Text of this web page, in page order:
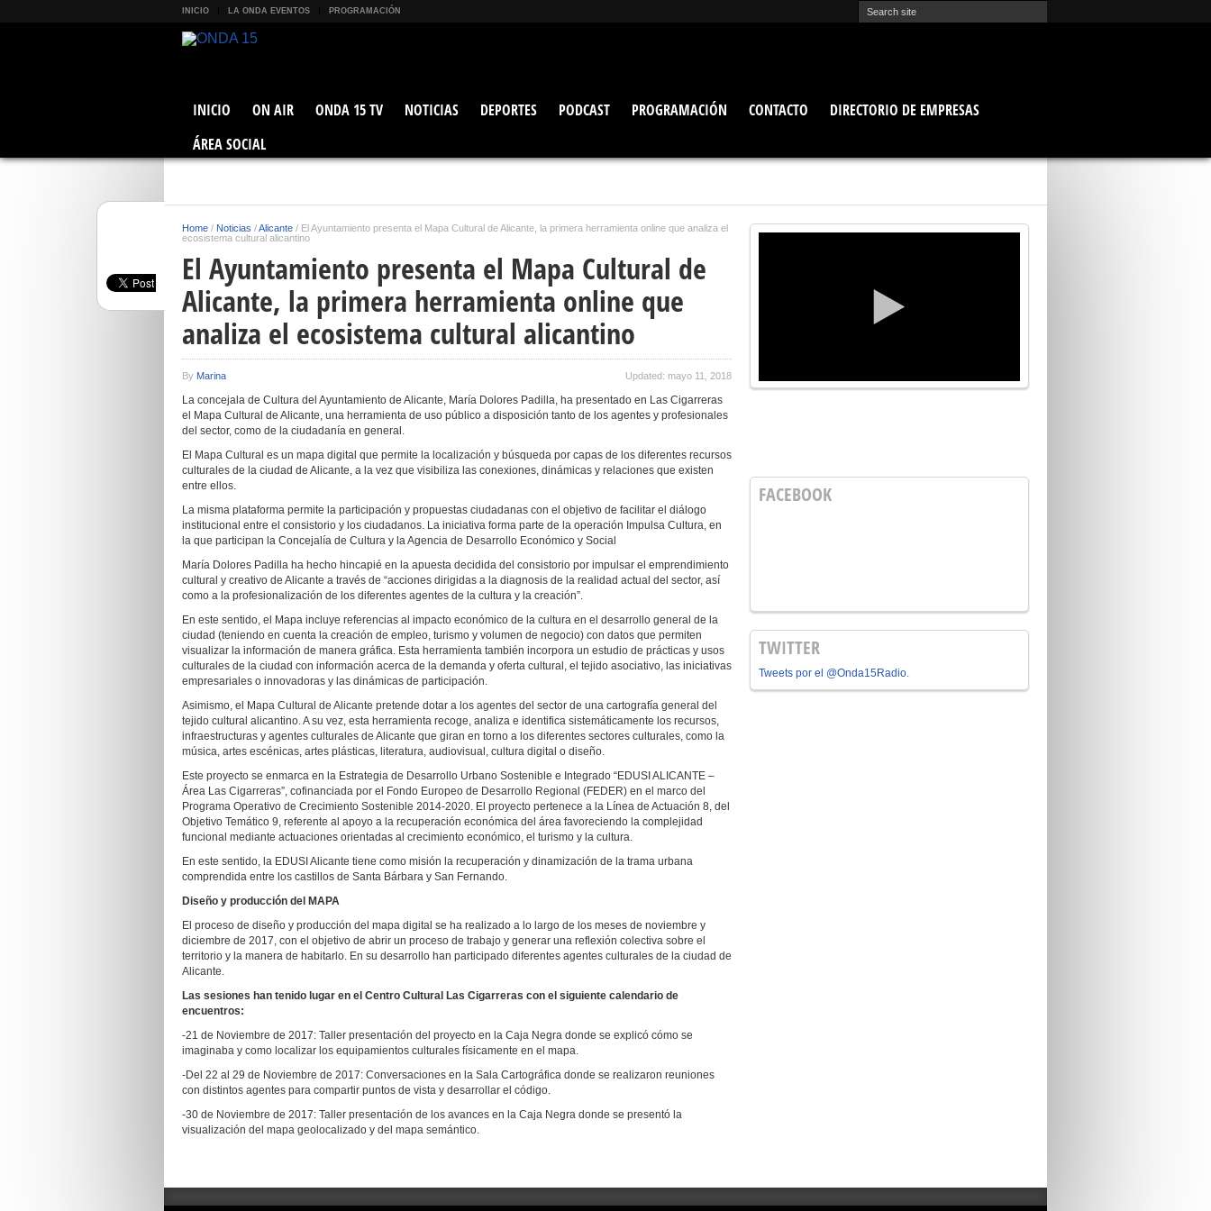
INICIO LA ONDA EVENTOS PROGRAMACIÓN
INICIO ON AIR ONDA 15 TV NOTICIAS DEPORTES PODCAST PROGRAMACIÓN CONTACTO
DIRECTORIO DE EMPRESAS
ÁREA SOCIAL
Home / Noticias /Alicante / El Ayuntamiento presenta el Mapa Cultural de Alicante, la primera herramienta online que analiza el
ecosistema cultural alicantino
El Ayuntamiento presenta el Mapa Cultural de
Alicante, la primera herramienta online que
analiza el ecosistema cultural alicantino
By Marina Updated: mayo 11, 2018
La concejala de Cultura del Ayuntamiento de Alicante, María Dolores Padilla, ha presentado en Las Cigarreras
el Mapa Cultural de Alicante, una herramienta de uso público a disposición tanto de los agentes y profesionales
del sector, como de la ciudadanía en general.
El Mapa Cultural es un mapa digital que permite la localización y búsqueda por capas de los diferentes recursos
culturales de la ciudad de Alicante, a la vez que visibiliza las conexiones, dinámicas y relaciones que existen
entre ellos.
La misma plataforma permite la participación y propuestas ciudadanas con el objetivo de facilitar el diálogo
institucional entre el consistorio y los ciudadanos. La iniciativa forma parte de la operación Impulsa Cultura, en
la que participan la Concejalía de Cultura y la Agencia de Desarrollo Económico y Social
María Dolores Padilla ha hecho hincapié en la apuesta decidida del consistorio por impulsar el emprendimiento
cultural y creativo de Alicante a través de “acciones dirigidas a la diagnosis de la realidad actual del sector, así
como a la profesionalización de los diferentes agentes de la cultura y la creación”.
En este sentido, el Mapa incluye referencias al impacto económico de la cultura en el desarrollo general de la
ciudad (teniendo en cuenta la creación de empleo, turismo y volumen de negocio) con datos que permiten
visualizar la información de manera gráfica. Esta herramienta también incorpora un estudio de prácticas y usos
culturales de la ciudad con información acerca de la demanda y oferta cultural, el tejido asociativo, las iniciativas
empresariales o innovadoras y las dinámicas de participación.
Asimismo, el Mapa Cultural de Alicante pretende dotar a los agentes del sector de una cartografía general del
tejido cultural alicantino. A su vez, esta herramienta recoge, analiza e identifica sistemáticamente los recursos,
infraestructuras y agentes culturales de Alicante que giran en torno a los diferentes sectores culturales, como la
música, artes escénicas, artes plásticas, literatura, audiovisual, cultura digital o diseño.
Este proyecto se enmarca en la Estrategia de Desarrollo Urbano Sostenible e Integrado “EDUSI ALICANTE –
Área Las Cigarreras”, cofinanciada por el Fondo Europeo de Desarrollo Regional (FEDER) en el marco del
Programa Operativo de Crecimiento Sostenible 2014-2020. El proyecto pertenece a la Línea de Actuación 8, del
Objetivo Temático 9, referente al apoyo a la recuperación económica del área favoreciendo la complejidad
funcional mediante actuaciones orientadas al crecimiento económico, el turismo y la cultura.
En este sentido, la EDUSI Alicante tiene como misión la recuperación y dinamización de la trama urbana
comprendida entre los castillos de Santa Bárbara y San Fernando.
Diseño y producción del MAPA
El proceso de diseño y producción del mapa digital se ha realizado a lo largo de los meses de noviembre y
diciembre de 2017, con el objetivo de abrir un proceso de trabajo y generar una reflexión colectiva sobre el
territorio y la manera de habitarlo. En su desarrollo han participado diferentes agentes culturales de la ciudad de
Alicante.
Las sesiones han tenido lugar en el Centro Cultural Las Cigarreras con el siguiente calendario de
encuentros:
-21 de Noviembre de 2017: Taller presentación del proyecto en la Caja Negra donde se explicó cómo se
imaginaba y como localizar los equipamientos culturales físicamente en el mapa.
-Del 22 al 29 de Noviembre de 2017: Conversaciones en la Sala Cartográfica donde se realizaron reuniones
con distintos agentes para compartir puntos de vista y desarrollar el código.
-30 de Noviembre de 2017: Taller presentación de los avances en la Caja Negra donde se presentó la
visualización del mapa geolocalizado y del mapa semántico.
FACEBOOK
TWITTER
Tweets por el @Onda15Radio.